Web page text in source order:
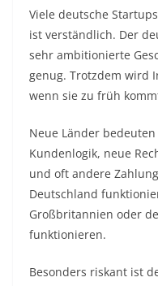
Viele deutsche
ist verständlich. Der
sehr ambitionierte
genug. Trotzdem wird
wenn sie zu früh
Neue Länder
Kundenlogik, neue
und oft andere
Deutschland
Großbritannien oder
funktionieren.
Besonders riskant ist